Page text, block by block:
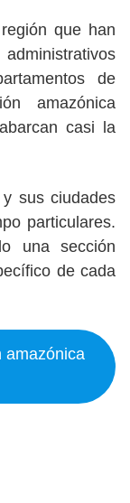
que han
de
amazónica
casi la
sus ciudades
particulares.
una sección
de cada
amazónica